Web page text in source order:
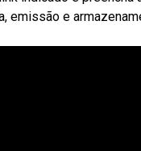
emissão e